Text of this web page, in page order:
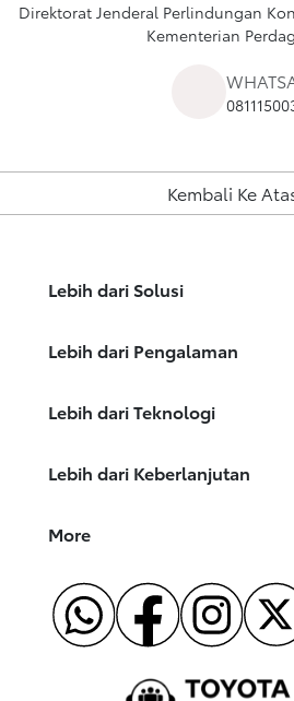
Direktorat Jenderal Perlindungan
Kementerian
Kembali Ke
Lebih dari Solusi
Lebih dari Pengalaman
Lebih dari Teknologi
Lebih dari Keberlanjutan
More